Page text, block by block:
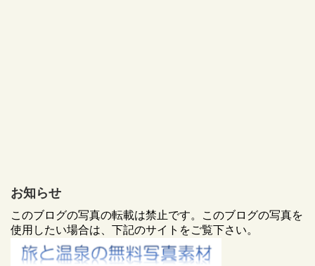
お知らせ
このブログの写真の転載は禁止です。このブログの写真を
使用したい場合は、下記のサイトをご覧下さい。